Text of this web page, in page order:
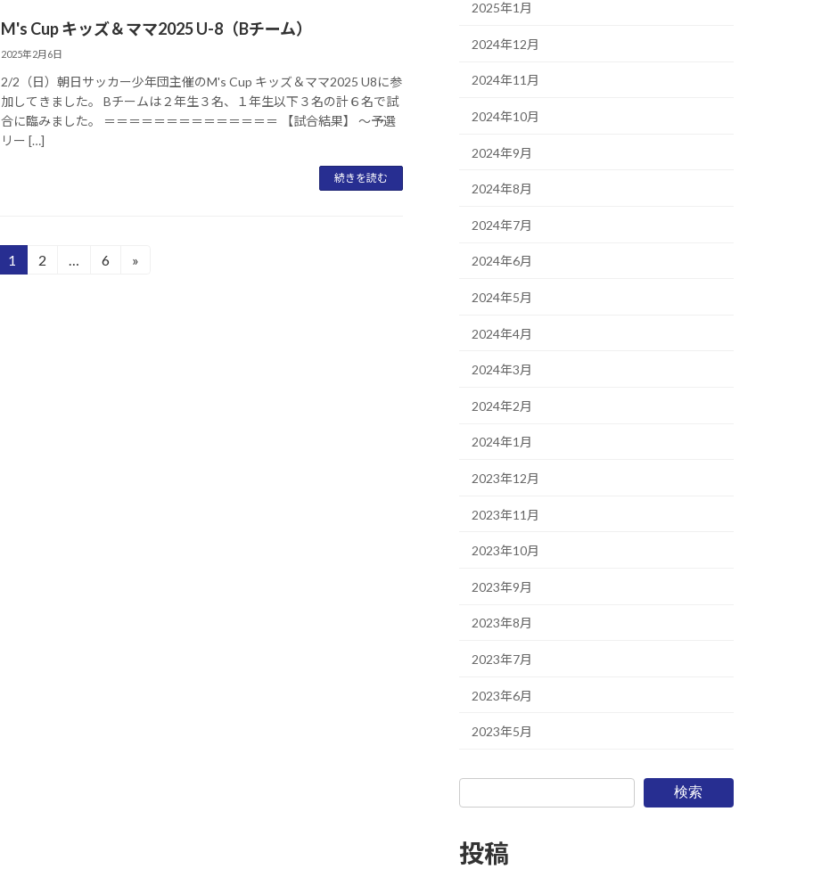
M's Cup キッズ＆ママ2025 U-8（Bチーム）
2025年2月6日
2/2（日）朝日サッカー少年団主催のM's Cup キッズ＆ママ2025 U8に参
加してきました。 Bチームは２年生３名、１年生以下３名の計６名で試
合に臨みました。 ＝＝＝＝＝＝＝＝＝＝＝＝＝＝ 【試合結果】 ～予選
リー […]
続きを読む
固
1
固
2 …
固
6 »
2025年1月
2024年12月
2024年11月
2024年10月
2024年9月
2024年8月
2024年7月
2024年6月
2024年5月
2024年4月
2024年3月
2024年2月
2024年1月
2023年12月
2023年11月
2023年10月
2023年9月
2023年8月
2023年7月
2023年6月
2023年5月
検索
投稿